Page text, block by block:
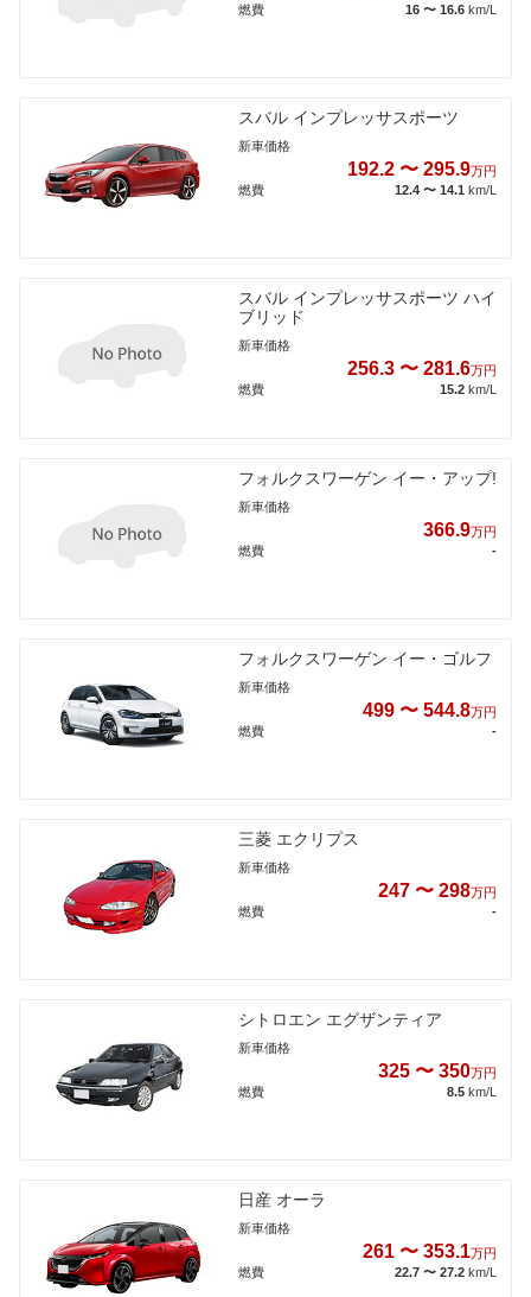
燃費
16 〜 16.6 km/L
スバル インプレッサスポーツ
新車価格
192.2 〜 295.9万円
燃費
12.4 〜 14.1 km/L
スバル インプレッサスポーツ ハイ
ブリッド
新車価格
256.3 〜 281.6万円
燃費
15.2 km/L
フォルクスワーゲン イー・アップ!
新車価格
366.9万円
燃費
-
フォルクスワーゲン イー・ゴルフ
新車価格
499 〜 544.8万円
燃費
-
三菱 エクリプス
新車価格
247 〜 298万円
燃費
-
シトロエン エグザンティア
新車価格
325 〜 350万円
燃費
8.5 km/L
日産 オーラ
新車価格
261 〜 353.1万円
燃費
22.7 〜 27.2 km/L